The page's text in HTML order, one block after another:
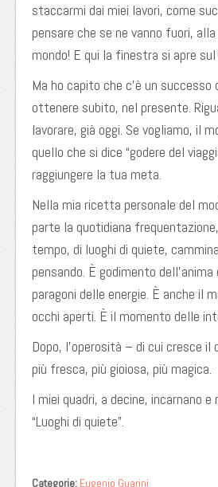
staccarmi dai miei lavori, come
pensare che se ne vanno fuori,
mondo! E qui la finestra si apre
Ma ho capito che c’è un successo
ottenere subito, nel presente.
lavorare, già oggi. Se vogliamo, il
quello che si dice “godere del
raggiungere la tua meta.
Nella mia ricetta personale del
parte la quotidiana
tempo, di luoghi di quiete,
pensando. È godimento
paragoni delle energie. È anche il
occhi aperti. È il momento delle
Dopo, l’operosità – di cui cresce il
più fresca, più gioiosa, più magica.
I miei quadri, a decine, incarnano
“Luoghi di quiete”.
Categorie: Eugenio Guarini